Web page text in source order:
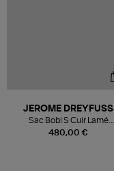
480,00 €
JEROME DREYFUSS
Sac Bobi S Cuir Lamé
Champagne